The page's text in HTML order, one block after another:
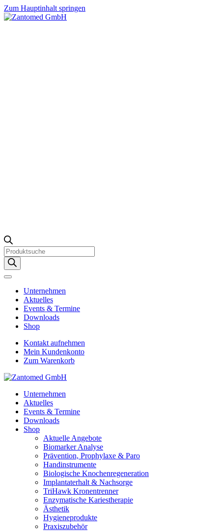
Zum Hauptinhalt springen
Products
search
Unternehmen
Aktuelles
Events & Termine
Downloads
Shop
Kontakt aufnehmen
Mein Kundenkonto
Zum Warenkorb
Unternehmen
Aktuelles
Events & Termine
Downloads
Shop
Aktuelle Angebote
Biomarker Analyse
Prävention, Prophylaxe & Paro
Handinstrumente
Biologische Knochenregeneration
Implantaterhalt & Nachsorge
TriHawk Kronentrenner
Enzymatische Kariestherapie
Ästhetik
Hygieneprodukte
Praxiszubehör